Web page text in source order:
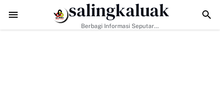
Jadi Kunci, Hj. Aida Dorong Nagari Aktif Pastikan Warga Miskin Tak
salingkaluak
Berbagi Informasi Seputar